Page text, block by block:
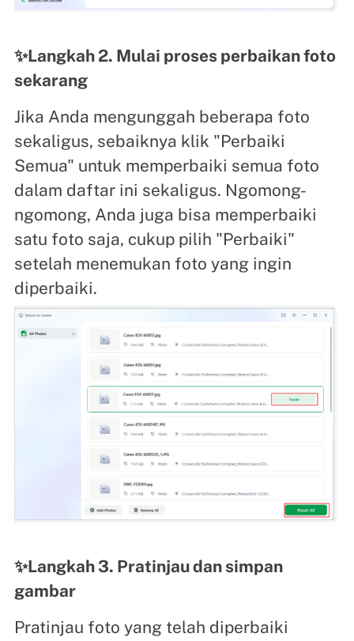
✨Langkah 2. Mulai proses perbaikan foto
sekarang
Jika Anda mengunggah beberapa foto
sekaligus, sebaiknya klik "Perbaiki
Semua" untuk memperbaiki semua foto
dalam daftar ini sekaligus. Ngomong-
ngomong, Anda juga bisa memperbaiki
satu foto saja, cukup pilih "Perbaiki"
setelah menemukan foto yang ingin
diperbaiki.
✨Langkah 3. Pratinjau dan simpan
gambar
Pratinjau foto yang telah diperbaiki